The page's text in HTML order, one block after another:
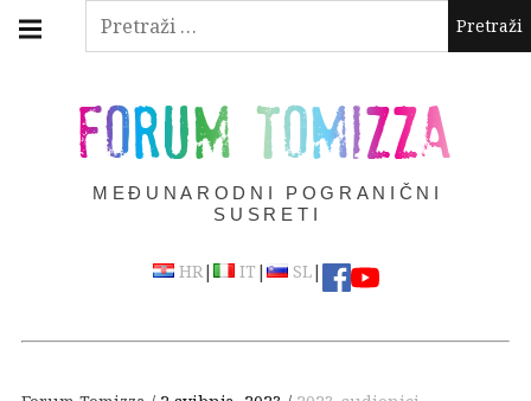
Pretraži:
Skip
FORUM TOMIZZA
MEĐUNARODNI POGRANIČNI
SUSRETI
HR| IT | SL|
navigation